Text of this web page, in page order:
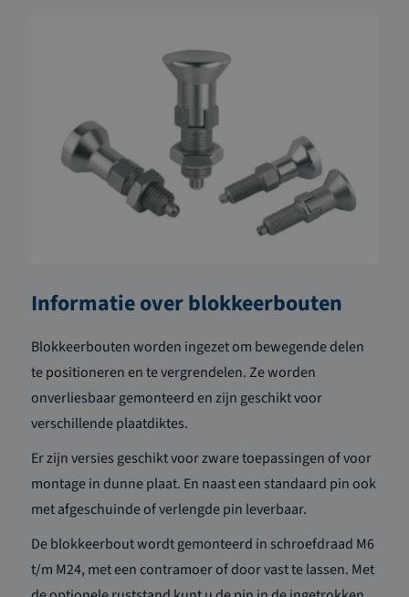
Informatie over blokkeerbouten
Blokkeerbouten worden ingezet om bewegende delen
te positioneren en tevergrendelen.Ze worden
onverliesbaar gemonteerd en zijn geschikt voor
verschillendeplaatdiktes.
Er zijn versies geschikt voor zware toepassingen of voor
montage in dunne plaat. En naast een standaard pin ook
met afgeschuinde of verlengde pin leverbaar.
De blokkeerbout wordt gemonteerd in schroefdraad M6
t/m M24, met een contramoer of door vast te lassen. Met